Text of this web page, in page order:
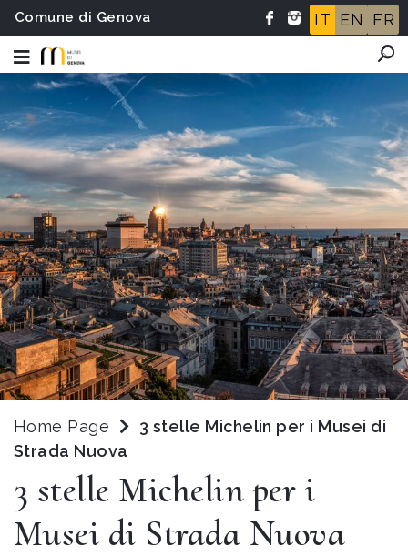
Comune di Genova IT EN FR
Home Page
3 stelle Michelin per i Musei di
Strada Nuova
3 stelle Michelin per i
Musei di Strada Nuova